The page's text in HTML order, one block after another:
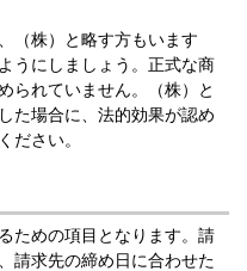
（株）と略す方もいます
うにしましょう。正式な商
られていません。（株）と
た場合に、法的効果が認め
ださい。
ための項目となります。請
請求先の締め日に合わせた